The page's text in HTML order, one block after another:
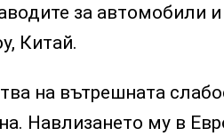
за автомобили
Китай.
на вътрешната
Навлизането му в